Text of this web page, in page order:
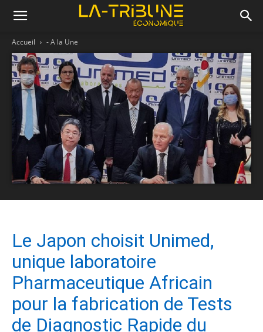
Accueil - A la Une
Le Japon choisit Unimed,
unique laboratoire
Pharmaceutique Africain
pour la fabrication de Tests
de Diagnostic Rapide du